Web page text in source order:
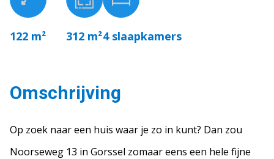
122 m² 312 m²4 slaapkamers
Omschrijving
Op zoek naar een huis waar je zo in kunt? Dan zou
Noorseweg 13 in Gorssel zomaar eens een hele fijne